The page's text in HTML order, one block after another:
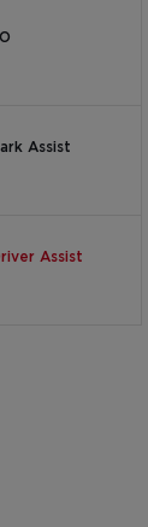
Assist
Assist